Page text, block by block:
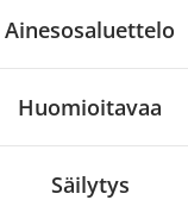
Ainesosaluettelo
Huomioitavaa
Säilytys